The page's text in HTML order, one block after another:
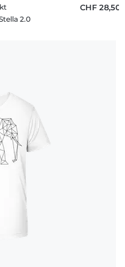
2.0
CHF 28,50